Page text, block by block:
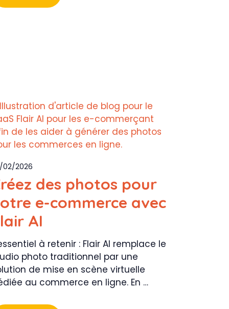
02/2026
des photos pour
e-commerce avec
AI
à retenir : Flair AI remplace le
photo traditionnel par une
de mise en scène virtuelle
au commerce en ligne. En …